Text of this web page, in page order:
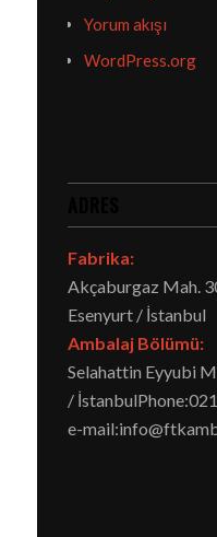
Yorum akışı
WordPress.org
Fabrika:
Akçaburgaz Mah.
Esenyurt / İstanbul
Ambalaj Bölümü:
Selahattin Eyyubi
/ İstanbulPhone:
e-mail: